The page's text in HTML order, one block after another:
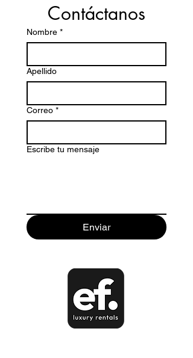
Contáctanos
Nombre *
Apellido
Correo *
Escribe tu mensaje
Enviar